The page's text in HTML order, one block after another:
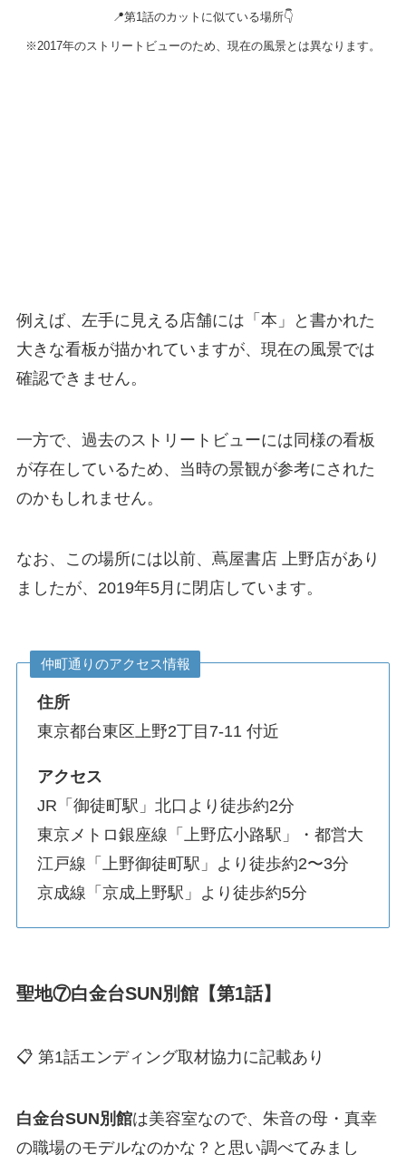
📍第1話のカットに似ている場所👇
※2017年のストリートビューのため、現在の風景とは異なります。
例えば、左手に見える店舗には「本」と書かれた
大きな看板が描かれていますが、現在の風景では
確認できません。
一方で、過去のストリートビューには同様の看板
が存在しているため、当時の景観が参考にされた
のかもしれません。
なお、この場所には以前、蔦屋書店 上野店があり
ましたが、2019年5月に閉店しています。
仲町通りのアクセス情報
住所
東京都台東区上野2丁目7-11 付近
アクセス
JR「御徒町駅」北口より徒歩約2分
東京メトロ銀座線「上野広小路駅」・都営大
江戸線「上野御徒町駅」より徒歩約2〜3分
京成線「京成上野駅」より徒歩約5分
聖地⑦白金台SUN別館【第1話】
📋 第1話エンディング取材協力に記載あり
白金台SUN別館は美容室なので、朱音の母・真幸
の職場のモデルなのかな？と思い調べてみまし